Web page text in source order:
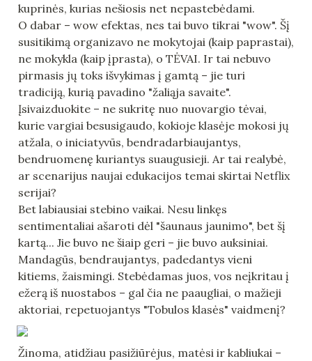
kuprinės, kurias nešiosis net nepastebėdami.
O dabar – wow efektas, nes tai buvo tikrai "wow". Šį
susitikimą organizavo ne mokytojai (kaip paprastai),
ne mokykla (kaip įprasta), o TĖVAI. Ir tai nebuvo
pirmasis jų toks išvykimas į gamtą – jie turi
tradiciją, kurią pavadino "žaliąja savaite".
Įsivaizduokite – ne sukritę nuo nuovargio tėvai,
kurie vargiai besusigaudo, kokioje klasėje mokosi jų
atžala, o iniciatyvūs, bendradarbiaujantys,
bendruomenę kuriantys suaugusieji. Ar tai realybė,
ar scenarijus naujai edukacijos temai skirtai Netflix
serijai?
Bet labiausiai stebino vaikai. Nesu linkęs
sentimentaliai ašaroti dėl "šaunaus jaunimo", bet šį
kartą... Jie buvo ne šiaip geri – jie buvo auksiniai.
Mandagūs, bendraujantys, padedantys vieni
kitiems, žaismingi. Stebėdamas juos, vos neįkritau į
ežerą iš nuostabos – gal čia ne paaugliai, o mažieji
Žinoma, atidžiau pasižiūrėjus, matėsi ir kabliukai –